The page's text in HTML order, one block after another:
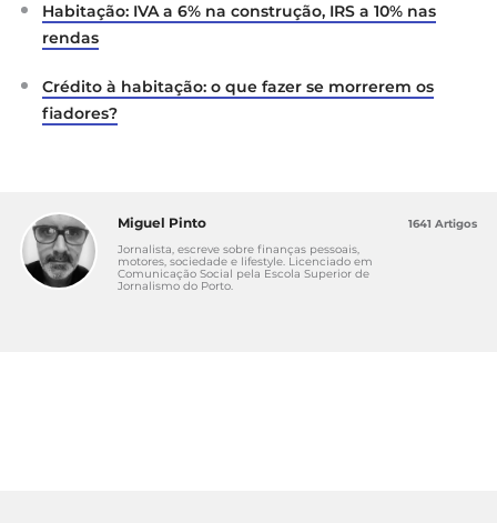
Habitação: IVA a 6% na construção, IRS a 10% nas
rendas
Crédito à habitação: o que fazer se morrerem os
fiadores?
Miguel Pinto
Jornalista, escreve sobre finanças pessoais,
motores, sociedade e lifestyle. Licenciado em
Comunicação Social pela Escola Superior de
Jornalismo do Porto.
1641 Artigos